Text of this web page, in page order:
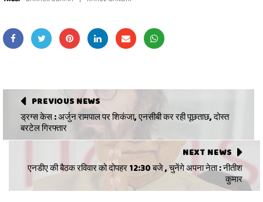
PREVIOUS NEWS
ड्रग्स केस : अर्जुन रामपाल पर शिकंजा, एनसीबी कर रही पूछताछ, दोस्त
बरटेल गिरफ्तार
NEXT NEWS
एनडीए की बैठक रविवार को दोपहर 12:30 बजे , चुनेंगे अपना नेता : नीतीश
कुमार